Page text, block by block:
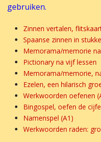
gebruiken.
Zinnen vertalen,
Spaanse zinnen in
Memorama/memorie
Pictionary na vijf lessen
Memorama/memorie,
Ezelen, een hilarisch
Werkwoorden oefenen
Bingospel, oefen de
Namenspel (A1)
Werkwoorden raden: